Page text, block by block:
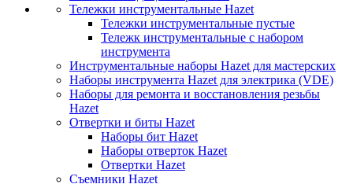
Тележки инструментальные Hazet
Тележки инструментальные пустые
Тележк инструментальные с набором
инструмента
Инструментальные наборы Hazet для мастерских
Наборы инструмента Hazet для электрика (VDE)
Наборы для ремонта и восстановления резьбы
Hazet
Отвертки и биты Hazet
Наборы бит Hazet
Наборы отверток Hazet
Отвертки Hazet
Съемники Hazet